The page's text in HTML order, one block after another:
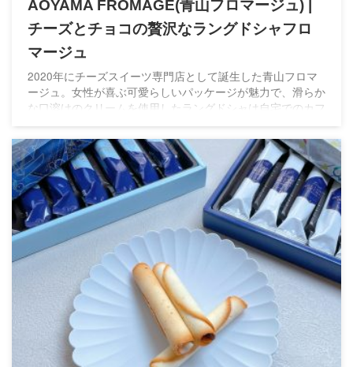
AOYAMA FROMAGE(青山フロマージュ) |
チーズとチョコの贅沢なラングドシャフロ
マージュ
2020年にチーズスイーツ専門店として誕生した青山フロマ
ージュ。女性が喜ぶ可愛らしいパッケージが魅力で、滑らか
な口溶けのクリームを使用したラングドシャは自宅でのカフ